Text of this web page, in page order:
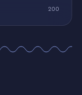
200